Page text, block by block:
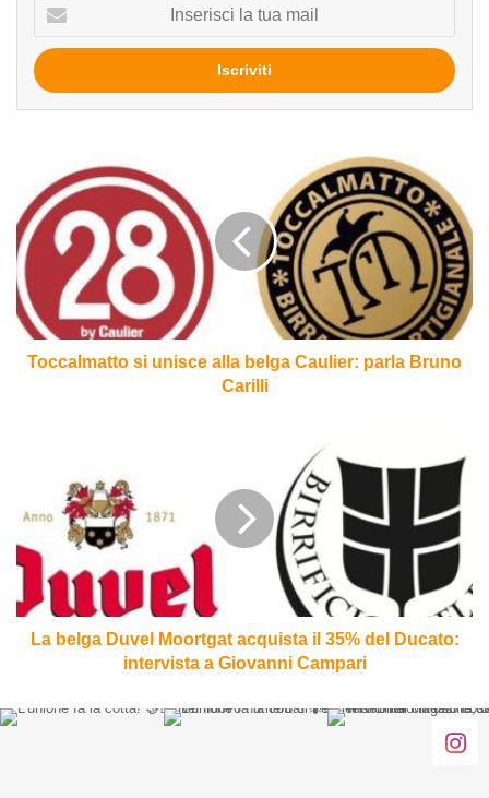
tua
mail
unisce
alla
belga
Caulier:
parla
Bruno
Carilli
Toccalmatto si unisce alla belga Caulier: parla Bruno
Carilli
Moortgat
acquista
il
35%
Ducato:
intervista
Campari
La belga Duvel Moortgat acquista il 35% del Ducato:
intervista a Giovanni Campari